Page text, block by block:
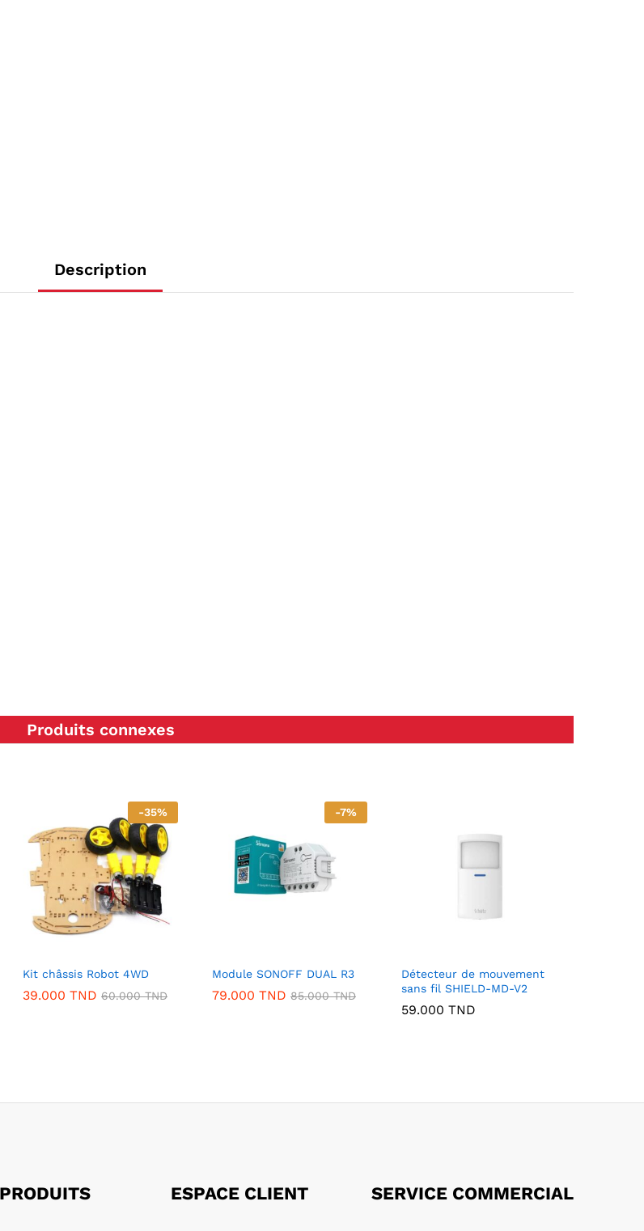
Description
Produits connexes
-35%
Kit châssis Robot 4WD
39.000 TND 60.000TND
-7%
Module SONOFF DUAL R3
79.000 TND 85.000TND
Détecteur de mouvement
sans fil SHIELD-MD-V2
59.000 TND
ESPACE CLIENT SERVICE COMMERCIAL